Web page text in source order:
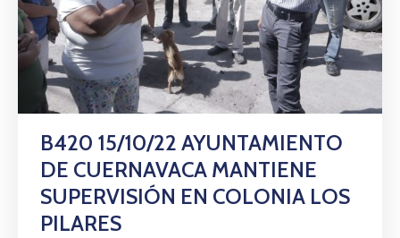
B420 15/10/22 AYUNTAMIENTO
DE CUERNAVACA MANTIENE
SUPERVISIÓN EN COLONIA LOS
PILARES